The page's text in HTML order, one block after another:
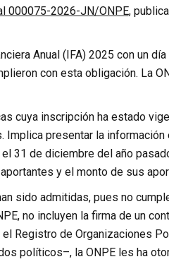
000075-2026-JN/ONPE,
Anual (IFA) 2025 con un
con esta obligación. La
cuya inscripción ha estado
presentar la
31 de diciembre del año
y el monto de sus
sido admitidas, pues no
no incluyen la firma de un
Registro de Organizaciones
políticos–, la ONPE les ha